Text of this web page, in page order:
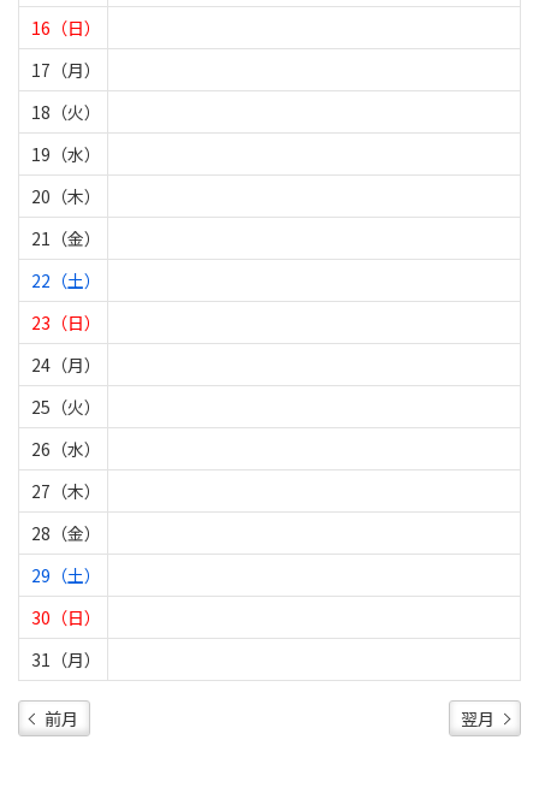
16（日）
17（月）
18（火）
19（水）
20（木）
21（金）
22（土）
23（日）
24（月）
25（火）
26（水）
27（木）
28（金）
29（土）
30（日）
31（月）
前月 翌月